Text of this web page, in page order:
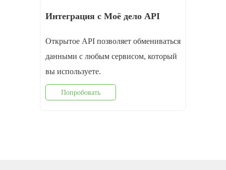
Интеграция с Моё дело API
Открытое API позволяет обмениваться
данными с любым сервисом, который
вы используете.
Попробовать